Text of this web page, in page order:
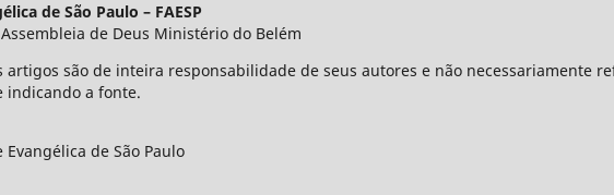
de São Paulo – FAESP
de Deus Ministério do Belém
artigos são de inteira responsabilidade de seus autores e não necessariamente
indicando a fonte.
de São Paulo